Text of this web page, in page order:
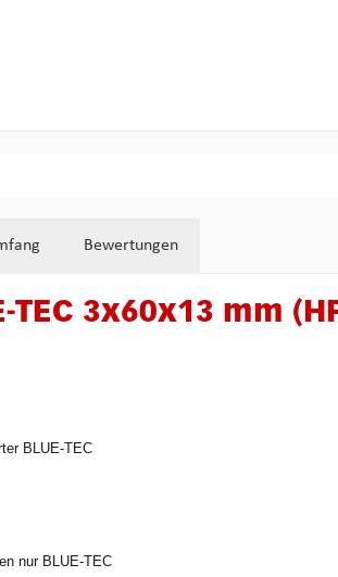
Bewertungen
3x60x13 mm
BLUE-TEC
nur BLUE-TEC